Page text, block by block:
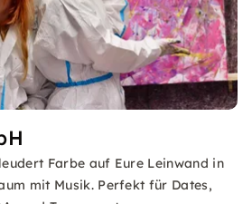
Farbe auf Eure Leinwand in
mit Musik. Perfekt für Dates,